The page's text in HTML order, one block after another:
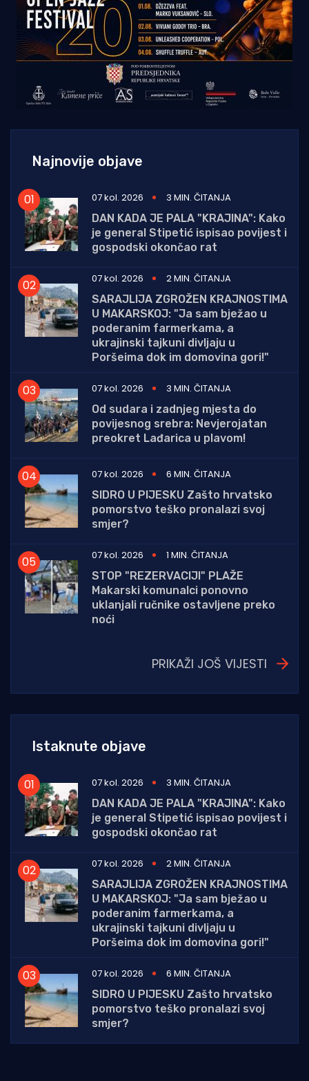
Najnovije objave
07 kol. 2026
3 MIN. ČITANJA
DAN KADA JE PALA "KRAJINA": Kako
je general Stipetić ispisao povijest i
gospodski okončao rat
07 kol. 2026
2 MIN. ČITANJA
SARAJLIJA ZGROŽEN KRAJNOSTIMA
U MAKARSKOJ: "Ja sam bježao u
poderanim farmerkama, a
ukrajinski tajkuni divljaju u
Poršeima dok im domovina gori!"
07 kol. 2026
3 MIN. ČITANJA
Od sudara i zadnjeg mjesta do
povijesnog srebra: Nevjerojatan
preokret Lađarica u plavom!
07 kol. 2026
6 MIN. ČITANJA
SIDRO U PIJESKU Zašto hrvatsko
pomorstvo teško pronalazi svoj
smjer?
07 kol. 2026
1 MIN. ČITANJA
STOP "REZERVACIJI" PLAŽE
Makarski komunalci ponovno
uklanjali ručnike ostavljene preko
noći
PRIKAŽI JOŠ VIJESTI
Istaknute objave
07 kol. 2026
3 MIN. ČITANJA
DAN KADA JE PALA "KRAJINA": Kako
je general Stipetić ispisao povijest i
gospodski okončao rat
07 kol. 2026
2 MIN. ČITANJA
SARAJLIJA ZGROŽEN KRAJNOSTIMA
U MAKARSKOJ: "Ja sam bježao u
poderanim farmerkama, a
ukrajinski tajkuni divljaju u
Poršeima dok im domovina gori!"
07 kol. 2026
6 MIN. ČITANJA
SIDRO U PIJESKU Zašto hrvatsko
pomorstvo teško pronalazi svoj
smjer?